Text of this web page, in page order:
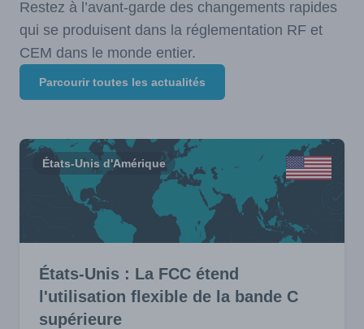
Restez à l’avant-garde des changements rapides
qui se produisent dans la réglementation RF et
CEM dans le monde entier.
Parcourir toutes les actualités
États-Unis d'Amérique
États-Unis : La FCC étend
l'utilisation flexible de la bande C
supérieure